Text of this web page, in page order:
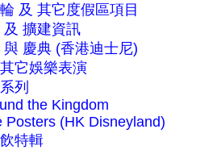
及 其它度假區項目
及 擴建資訊
慶典 (香港迪士尼)
它娛樂表演
列
the Kingdom
Posters (HK Disneyland)
特輯